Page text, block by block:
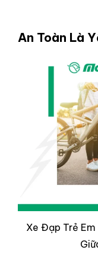
An Toàn Là
Xe Đạp Trẻ